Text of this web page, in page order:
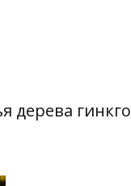
дерева гинкго